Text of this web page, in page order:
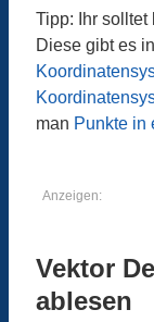
Tipp: Ihr solltet
Diese gibt es
man Punkte in
Anzeigen:
Vektor
ablesen